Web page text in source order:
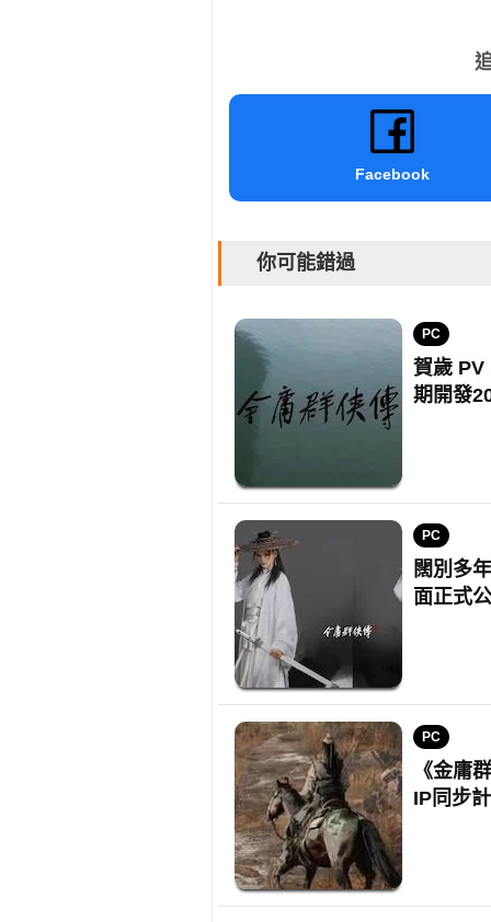
Facebook
你可能錯過
PC
賀歲
期開發
PC
闊別多
面正式
PC
《金庸
IP同步